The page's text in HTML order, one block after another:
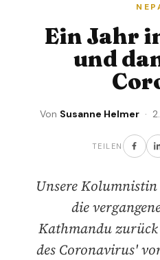
Ein Jahr
und
Von Susanne Helmer· 2.
TEILEN
Unsere
die
Kathmandu zurück
des Coronavirus'